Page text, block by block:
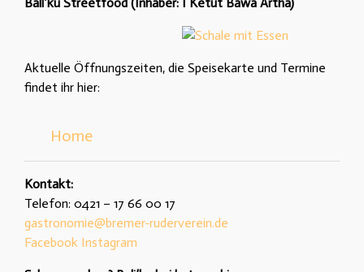
Aktuelle Öffnungszeiten, die Speisekarte und Termine
findet ihr hier:
Home
Kontakt:
Telefon: 0421 – 17 66 00 17
gastronomie@bremer-ruderverein.de
Facebook Instagram